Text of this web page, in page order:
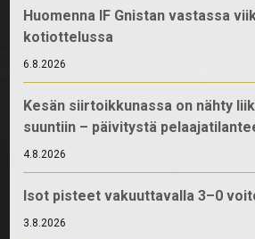
Huomenna IF Gnistan vastassa
kotiottelussa
6.8.2026
Kesän siirtoikkunassa on nähty
suuntiin – päivitystä
4.8.2026
Isot pisteet vakuuttavalla 3–0
3.8.2026